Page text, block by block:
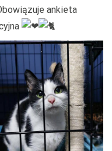
ankieta